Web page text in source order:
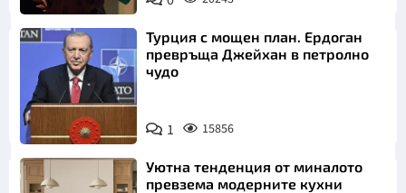
Турция с мощен план. Ердоган
превръща Джейхан в петролно
чудо
1 15856
Уютна тенденция от миналото
превзема модерните кухни